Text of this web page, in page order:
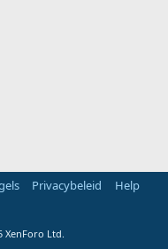
Privacybeleid
Help
XenForo Ltd.